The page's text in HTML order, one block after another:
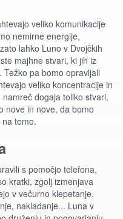
veliko komunikacije
nemirne energije,
lahko Luno v Dvojčkih
majhne stvari, ki jih iz
pa bomo opravljali
veliko koncentracije in
dogaja toliko stvari,
nove in nove, da bomo
temo.
s pomočjo telefona,
kratki, zgolj izmenjava
v večurno klepetanje,
nakladanje... Luna v